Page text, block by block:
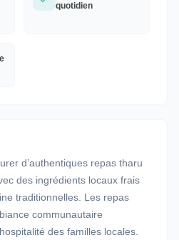
quotidien
d’authentiques repas tharu
des ingrédients locaux frais
traditionnelles. Les repas
communautaire
des familles locales.